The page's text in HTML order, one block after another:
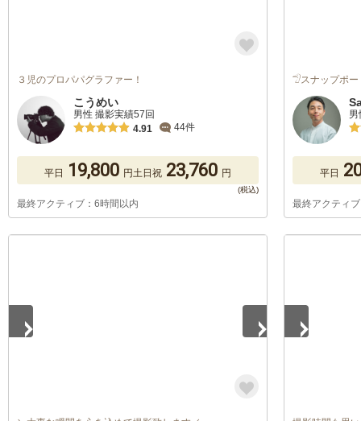
３児のプロパパグラファー！
こうめい
男性 撮影実績57回
4.91
44件
平日 19,800 円土日祝 23,760 円
最終アクティブ：6時間以内
𓅿スナップポー
平日
最終アクティ